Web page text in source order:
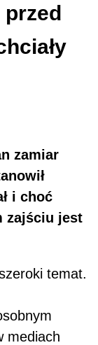
zamiar
i choć
zajściu jest
temat.
mediach